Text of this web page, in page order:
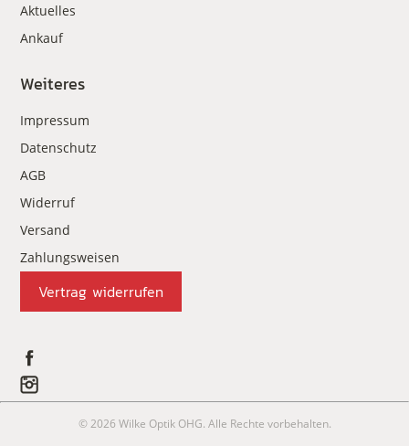
Aktuelles
Ankauf
Weiteres
Impressum
Datenschutz
AGB
Widerruf
Versand
Zahlungsweisen
Vertrag widerrufen
© 2026 Wilke Optik OHG. Alle Rechte vorbehalten.